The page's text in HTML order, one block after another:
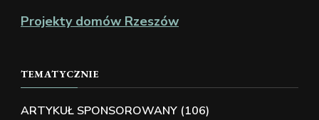
Projekty domów Rzeszów
TEMATYCZNIE
ARTYKUŁ SPONSOROWANY (106)